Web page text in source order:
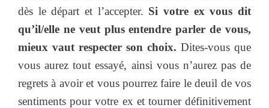
dès le départ et l’accepter. Si votre ex vous dit
qu’il/elle ne veut plus entendre parler de vous,
mieux vaut respecter son choix. Dites-vous que
vous aurez tout essayé, ainsi vous n’aurez pas de
regrets à avoir et vous pourrez faire le deuil de vos
sentiments pour votre ex et tourner définitivement